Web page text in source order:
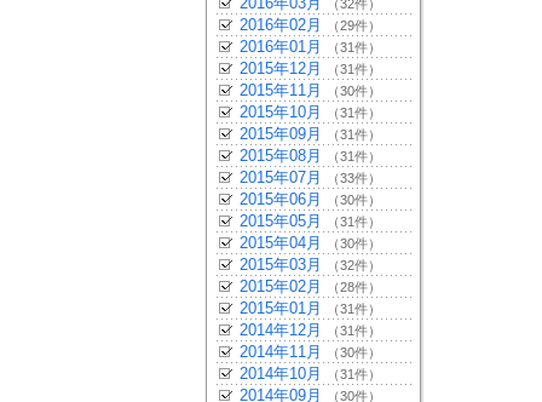
（32件）
2016年02月 （29件）
2016年01月 （31件）
2015年12月 （31件）
2015年11月 （30件）
2015年10月 （31件）
2015年09月 （31件）
2015年08月 （31件）
2015年07月 （33件）
2015年06月 （30件）
2015年05月 （31件）
2015年04月 （30件）
2015年03月 （32件）
2015年02月 （28件）
2015年01月 （31件）
2014年12月 （31件）
2014年11月 （30件）
2014年10月 （31件）
2014年09月 （30件）